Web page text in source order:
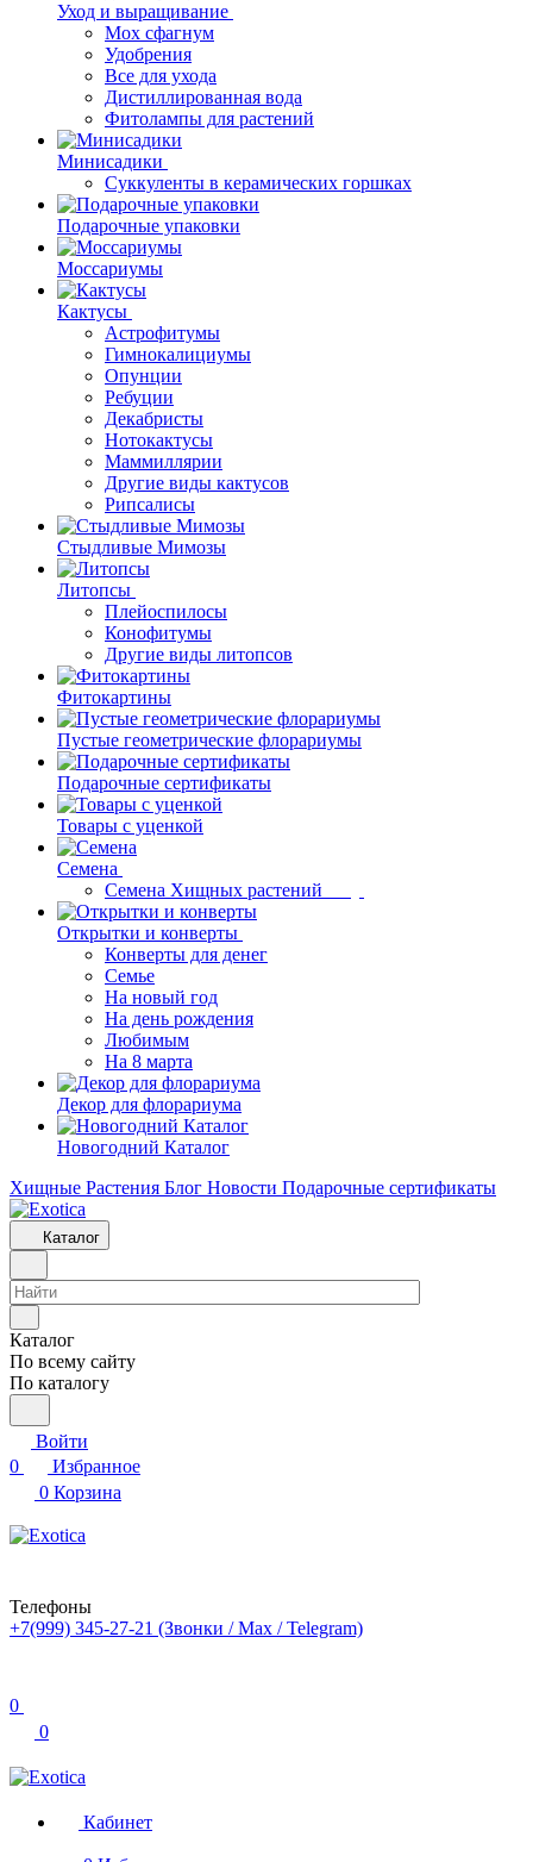
Уход и выращивание
Мох сфагнум
Удобрения
Все для ухода
Дистиллированная вода
Фитолампы для растений
Минисадики
Суккуленты в керамических горшках
Подарочные упаковки
Моссариумы
Кактусы
Астрофитумы
Гимнокалициумы
Опунции
Ребуции
Декабристы
Нотокактусы
Маммиллярии
Другие виды кактусов
Рипсалисы
Стыдливые Мимозы
Литопсы
Плейоспилосы
Конофитумы
Другие виды литопсов
Фитокартины
Пустые геометрические флорариумы
Подарочные сертификаты
Товары с уценкой
Семена
Семена Хищных растений
Открытки и конверты
Конверты для денег
Семье
На новый год
На день рождения
Любимым
На 8 марта
Декор для флорариума
Новогодний Каталог
Хищные Растения Блог Новости Подарочные сертификаты
Каталог
Каталог
По всему сайту
По каталогу
Войти
0
Избранное
0 Корзина
Телефоны
+7(999) 345-27-21 (Звонки / Max / Telegram)
0
0
Кабинет